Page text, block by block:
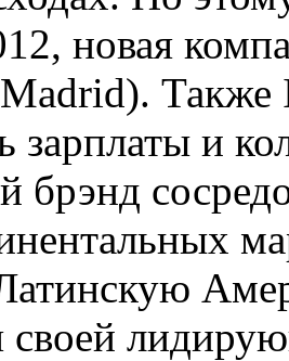
новая
Также
зарплаты и
брэнд
своей